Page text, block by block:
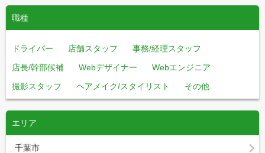
職種
ドライバー 店舗スタッフ
事務/経理スタッフ
店長/幹部候補
Webデザイナー
Webエンジニア
撮影スタッフ
ヘアメイク/スタイリスト その他
エリア
千葉市